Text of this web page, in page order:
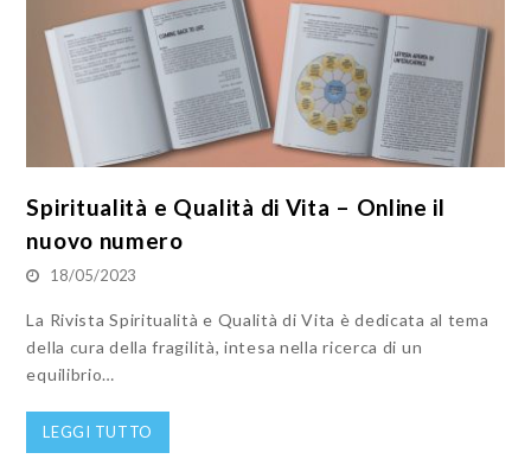
Spiritualità e Qualità di Vita – Online il
nuovo numero
18/05/2023
La Rivista Spiritualità e Qualità di Vita è dedicata al tema
della cura della fragilità, intesa nella ricerca di un
equilibrio…
LEGGI TUTTO